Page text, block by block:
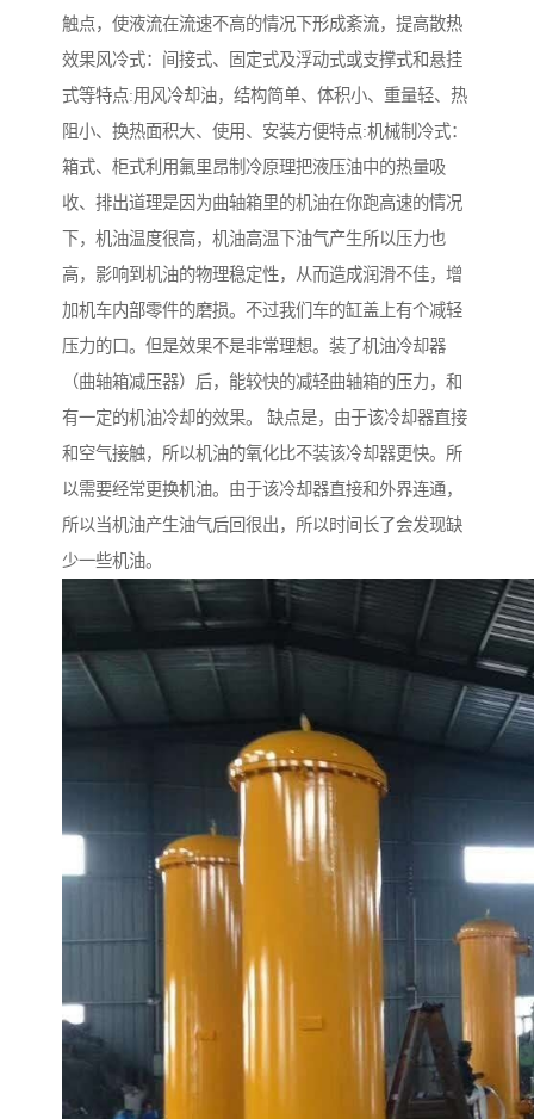
触点，使液流在流速不高的情况下形成紊流，提高散热
效果风冷式：间接式、固定式及浮动式或支撑式和悬挂
式等特点:用风冷却油，结构简单、体积小、重量轻、热
阻小、换热面积大、使用、安装方便特点:机械制冷式：
箱式、柜式利用氟里昂制冷原理把液压油中的热量吸
收、排出道理是因为曲轴箱里的机油在你跑高速的情况
下，机油温度很高，机油高温下油气产生所以压力也
高，影响到机油的物理稳定性，从而造成润滑不佳，增
加机车内部零件的磨损。不过我们车的缸盖上有个减轻
压力的口。但是效果不是非常理想。装了机油冷却器
（曲轴箱减压器）后，能较快的减轻曲轴箱的压力，和
有一定的机油冷却的效果。 缺点是，由于该冷却器直接
和空气接触，所以机油的氧化比不装该冷却器更快。所
以需要经常更换机油。由于该冷却器直接和外界连通，
所以当机油产生油气后回很出，所以时间长了会发现缺
少一些机油。